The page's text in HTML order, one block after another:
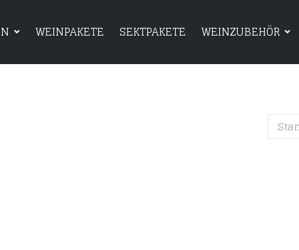
WEINPAKETE SEKTPAKETE WEINZUBEHÖR
HOME SHOP WEIN WEINPAKETE